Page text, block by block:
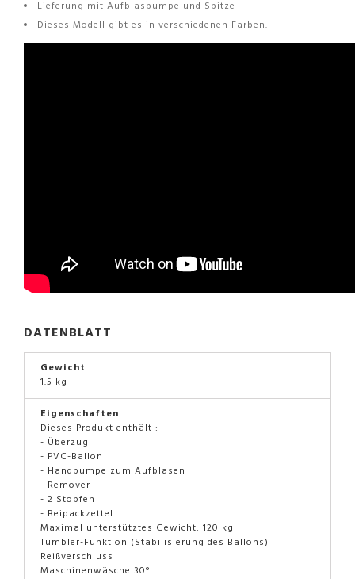
Lieferung mit Aufblaspumpe und Spitze
Dieses Modell gibt es in verschiedenen Farben.
DATENBLATT
Gewicht
1.5 kg
Eigenschaften
Dieses Produkt enthält :
- Überzug
- PVC-Ballon
- Handpumpe zum Aufblasen
- Remover
- 2 Stopfen
- Beipackzettel
Maximal unterstütztes Gewicht: 120 kg
Tumbler-Funktion (Stabilisierung des Ballons)
Reißverschluss
Maschinenwäsche 30°